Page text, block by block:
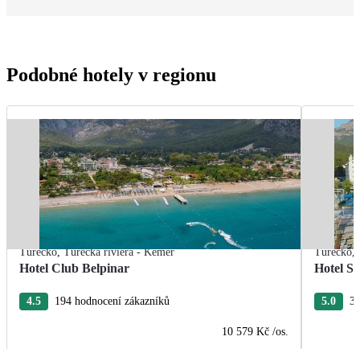
Podobné hotely v regionu
Turecko,Turecká riviéra - Kemer
Hotel Club Belpinar
4.5 194 hodnocení zákazníků
10 579 Kč /os.
Turecko,
Hotel
5.0